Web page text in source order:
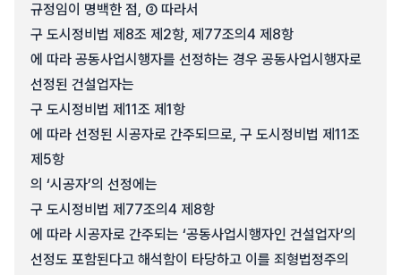
규정임이 명백한 점, ③ 따라서
구 도시정비법 제8조 제2항, 제77조의4 제8항
에 따라 공동사업시행자를 선정하는 경우 공동사업시행자로
선정된 건설업자는
구 도시정비법 제11조 제1항
에 따라 선정된 시공자로 간주되므로, 구 도시정비법 제11조
제5항
의 ‘시공자’의 선정에는
구 도시정비법 제77조의4 제8항
에 따라 시공자로 간주되는 ‘공동사업시행자인 건설업자’의
선정도 포함된다고 해석함이 타당하고 이를 죄형법정주의